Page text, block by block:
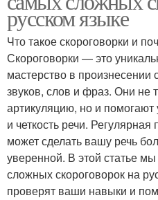
русском языке
Что такое скороговорки и
Скороговорки — это
мастерство в
звуков, слов и фраз. Они не
артикуляцию, но и помогают
и четкость речи. Регулярная
может сделать вашу речь
уверенной. В этой статье
сложных скороговорок на
проверят ваши навыки и